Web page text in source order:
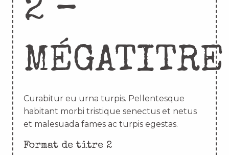
2 –
MÉGATITRE
Curabitur eu urna turpis. Pellentesque
habitant morbi tristique senectus et netus
et malesuada fames ac turpis egestas.
Format de titre 2